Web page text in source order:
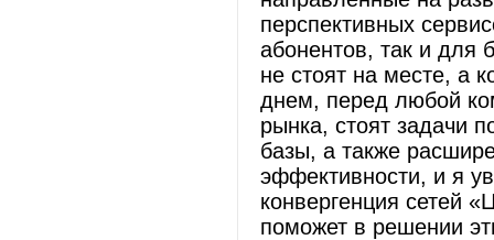
перспективных
абонентов, так и для
не стоят на месте, а
днем, перед любой
рынка, стоят задачи
базы, а также
эффективности, и я
конвергенция сетей
поможет в решении